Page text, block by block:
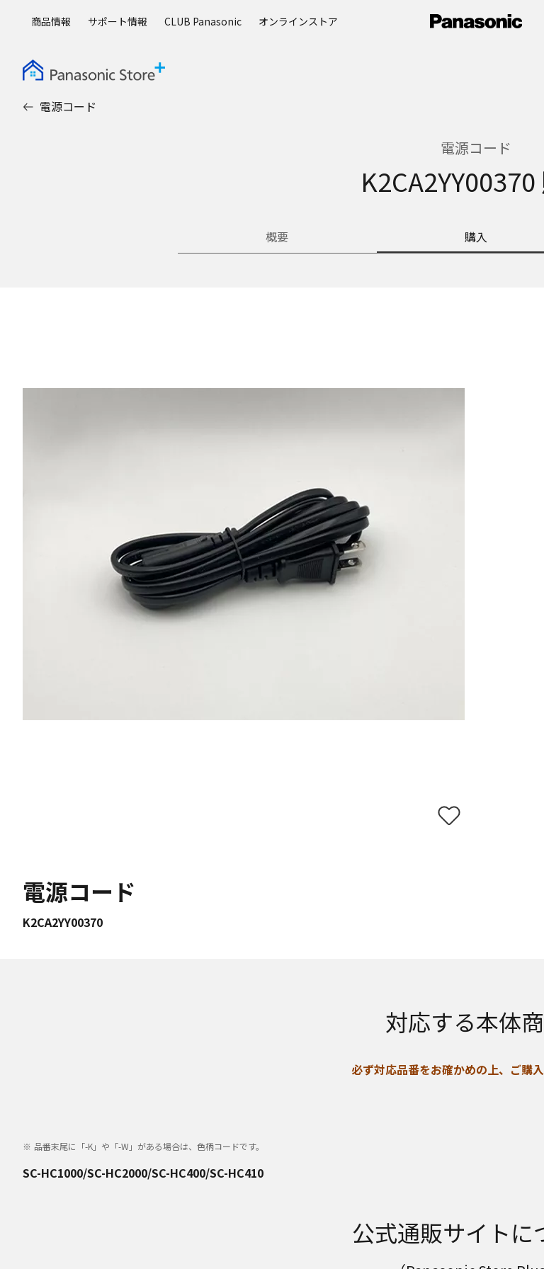
商品情報 サポート情報 CLUB Panasonic オンラインストア
電源コード
電源コード
K2CA2YY00370
概要 購入
電源コード
K2CA2YY00370
対応する本体
必ず対応品番をお確かめの上、ご購入
品番末尾に「-K」や「-W」がある場合は、色柄コードです。
SC-HC1000/SC-HC2000/SC-HC400/SC-HC410
公式通販サイトに